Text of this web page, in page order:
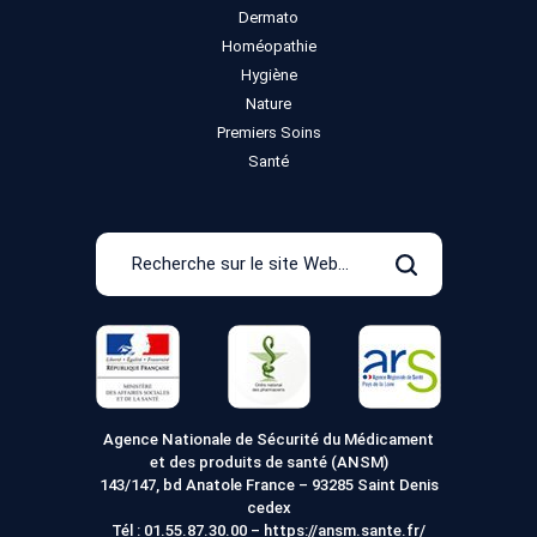
Dermato
Homéopathie
Hygiène
Nature
Premiers Soins
Santé
Recherche
le
site
Web
Rechercher
Agence Nationale de Sécurité du Médicament
et des produits de santé (ANSM)
143/147, bd Anatole France – 93285 Saint Denis
cedex
Tél : 01.55.87.30.00 – https://ansm.sante.fr/